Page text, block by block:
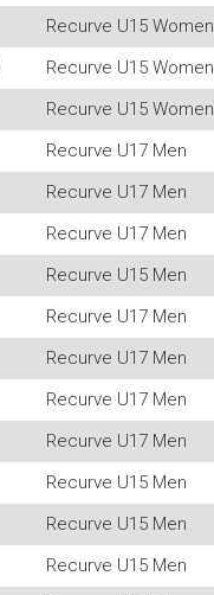
Recurve U15 Women
Recurve U15 Women
Recurve U15 Women
Recurve U17 Men
Recurve U17 Men
Recurve U17 Men
Recurve U15 Men
Recurve U17 Men
Recurve U17 Men
Recurve U17 Men
Recurve U17 Men
Recurve U15 Men
Recurve U15 Men
Recurve U15 Men